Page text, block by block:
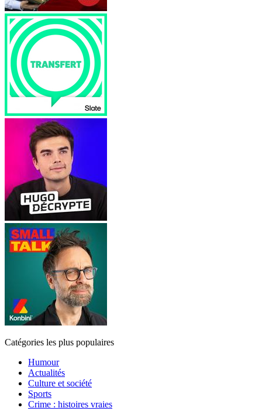
Catégories les plus populaires
Humour
Actualités
Culture et société
Sports
Crime : histoires vraies